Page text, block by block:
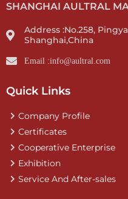
SHANGHAI AULTRAL
Address :No.258,
Shanghai,China
Email :info@aultral.com
Quick Links
Company Profile
Certificates
Cooperative Enterprise
Exhibition
Service And After-sales